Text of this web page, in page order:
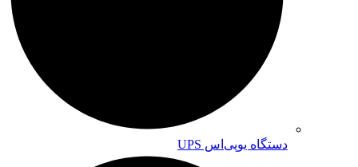
دستگاه یوپی‌اس UPS